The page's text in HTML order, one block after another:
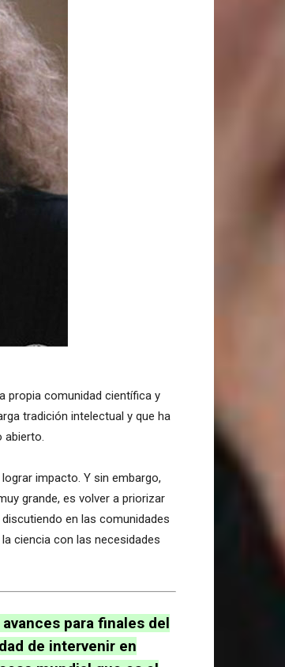
propia comunidad científica y
tradición intelectual y que ha
abierto.
impacto. Y sin embargo,
grande, es volver a priorizar
en las comunidades
ciencia con las necesidades
para finales del
de intervenir en